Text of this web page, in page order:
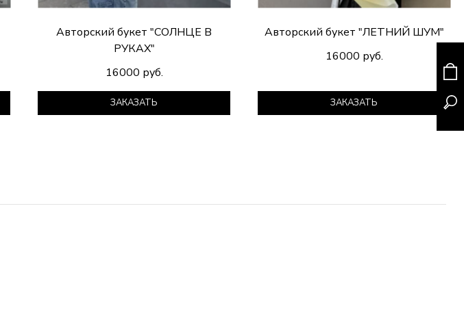
Авторский букет "СОЛНЦЕ В
РУКАХ"
16000 руб.
ЗАКАЗАТЬ
Авторский букет "ЛЕТНИЙ ШУМ"
16000 руб.
ЗАКАЗАТЬ